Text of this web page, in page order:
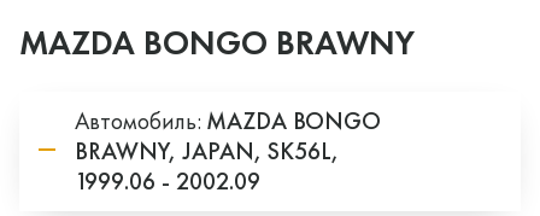
MAZDA BONGO BRAWNY
Автомобиль: MAZDA BONGO
BRAWNY, JAPAN, SK56L,
1999.06 - 2002.09